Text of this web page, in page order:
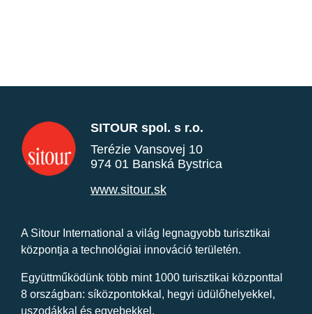
SITOUR spol. s r.o.
Terézie Vansovej 10
974 01 Banská Bystrica
www.sitour.sk
A Sitour International a világ legnagyobb turisztikai
központja a technológiai innováció területén.
Együttműködünk több mint 1000 turisztikai központtal
8 országban: síközpontokkal, hegyi üdülőhelyekkel,
uszodákkal és egyebekkel.